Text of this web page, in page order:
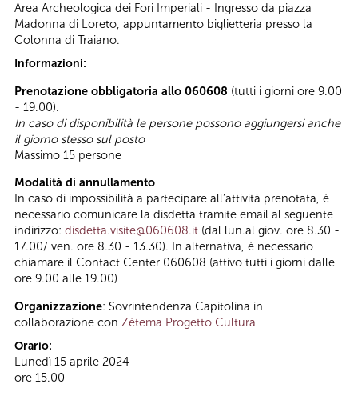
Area Archeologica dei Fori Imperiali - Ingresso da piazza
Madonna di Loreto, appuntamento biglietteria presso la
Colonna di Traiano.
Informazioni:
Prenotazione obbligatoria allo 060608 (tutti i giorni ore 9.00
- 19.00).
In caso di disponibilità le persone possono aggiungersi anche
il giorno stesso sul posto
Massimo 15 persone
Modalità di annullamento
In caso di impossibilità a partecipare all’attività prenotata, è
necessario comunicare la disdetta tramite email al seguente
indirizzo: disdetta.visite@060608.it (dal lun.al giov. ore 8.30 -
17.00/ ven. ore 8.30 - 13.30). In alternativa, è necessario
chiamare il Contact Center 060608 (attivo tutti i giorni dalle
ore 9.00 alle 19.00)
Organizzazione: Sovrintendenza Capitolina in
collaborazione con Zètema Progetto Cultura
Orario:
Lunedì 15 aprile 2024
ore 15.00